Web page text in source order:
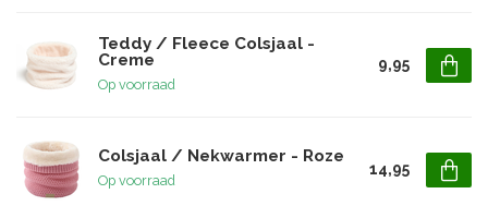
Teddy / Fleece Colsjaal -
Creme
Op voorraad
9,95
Colsjaal / Nekwarmer - Roze
Op voorraad
14,95